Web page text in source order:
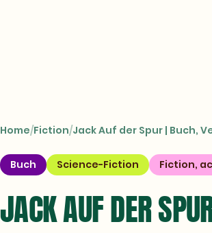
Home Fiction Jack Auf der Spur | Buch,
Buch Science-Fiction Fiction,
JACK AUF DER